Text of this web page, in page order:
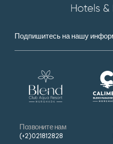
Позвоните нам
(+2)021812828